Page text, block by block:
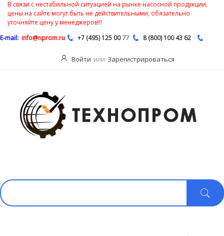
В связи с нестабильной ситуацией на рынке насосной продукции,
цены на сайте могут быть не действительными, обязательно
уточняйте цену у менеджеров!!!
E-mail: info@nprom.ru +7 (495) 125 0077 8 (800) 100 43 62
Войти или Зарегистрироваться